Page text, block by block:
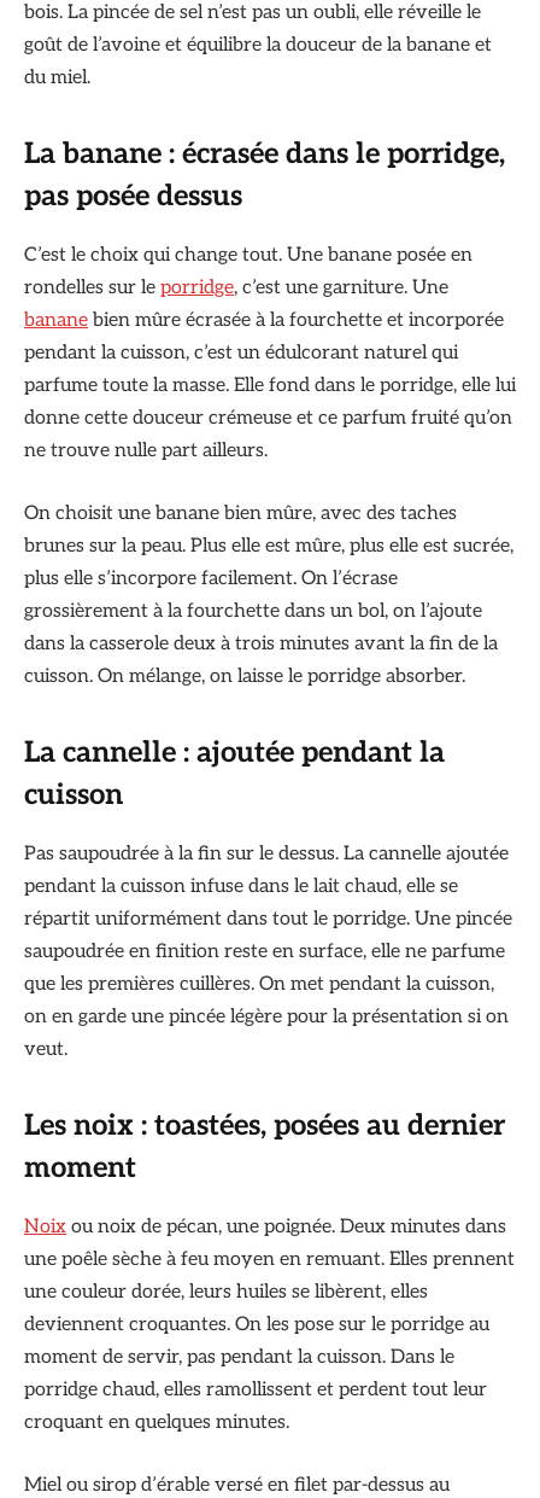
bois. La pincée de sel n’est pas un oubli, elle réveille le
goût de l’avoine et équilibre la douceur de la banane et
du miel.
La banane : écrasée dans le porridge,
pas posée dessus
C’est le choix qui change tout. Une banane posée en
rondelles sur le porridge, c’est une garniture. Une
banane bien mûre écrasée à la fourchette et incorporée
pendant la cuisson, c’est un édulcorant naturel qui
parfume toute la masse. Elle fond dans le porridge, elle lui
donne cette douceur crémeuse et ce parfum fruité qu’on
ne trouve nulle part ailleurs.
On choisit une banane bien mûre, avec des taches
brunes sur la peau. Plus elle est mûre, plus elle est sucrée,
plus elle s’incorpore facilement. On l’écrase
grossièrement à la fourchette dans un bol, on l’ajoute
dans la casserole deux à trois minutes avant la fin de la
cuisson. On mélange, on laisse le porridge absorber.
La cannelle : ajoutée pendant la
cuisson
Pas saupoudrée à la fin sur le dessus. La cannelle ajoutée
pendant la cuisson infuse dans le lait chaud, elle se
répartit uniformément dans tout le porridge. Une pincée
saupoudrée en finition reste en surface, elle ne parfume
que les premières cuillères. On met pendant la cuisson,
on en garde une pincée légère pour la présentation si on
veut.
Les noix : toastées, posées au dernier
moment
Noix ou noix de pécan, une poignée. Deux minutes dans
une poêle sèche à feu moyen en remuant. Elles prennent
une couleur dorée, leurs huiles se libèrent, elles
deviennent croquantes. On les pose sur le porridge au
moment de servir, pas pendant la cuisson. Dans le
porridge chaud, elles ramollissent et perdent tout leur
croquant en quelques minutes.
Miel ou sirop d’érable versé en filet par-dessus au